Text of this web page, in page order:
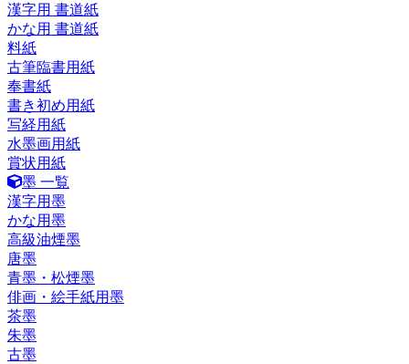
漢字用 書道紙
かな用 書道紙
料紙
古筆臨書用紙
奉書紙
書き初め用紙
写経用紙
水墨画用紙
賞状用紙
墨 一覧
漢字用墨
かな用墨
高級油煙墨
唐墨
青墨・松煙墨
俳画・絵手紙用墨
茶墨
朱墨
古墨